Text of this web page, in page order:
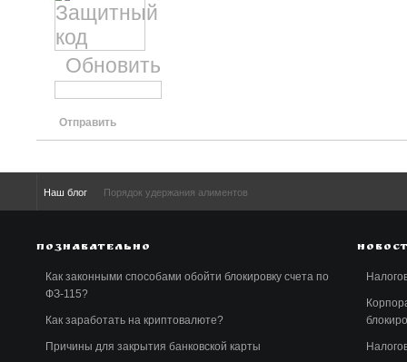
Обновить
Отправить
Наш блог Порядок удержания алиментов
ПОЗНАВАТЕЛЬНО
Как законными способами обойти блокировку счета по
ФЗ-115?
Как заработать на криптовалюте?
Причины для закрытия банковской карты